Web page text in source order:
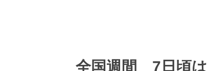
全国週間 7日頃